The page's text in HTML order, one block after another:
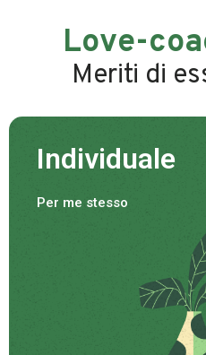
Love-
Meriti di
Individuale
Per me stesso